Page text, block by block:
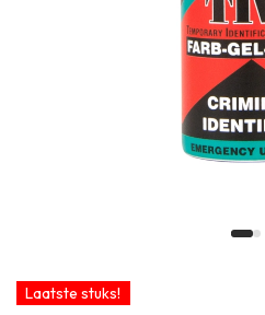
Laatste stuks!